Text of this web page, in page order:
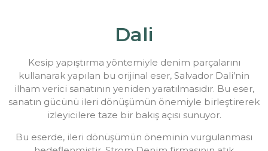
Dali
Kesip yapıştırma yöntemiyle denim parçalarını
kullanarak yapılan bu orijinal eser, Salvador Dali’nin
ilham verici sanatının yeniden yaratılmasıdır. Bu eser,
sanatın gücünü ileri dönüşümün önemiyle birleştirerek
izleyicilere taze bir bakış açısı sunuyor.
Bu eserde, ileri dönüşümün öneminin vurgulanması